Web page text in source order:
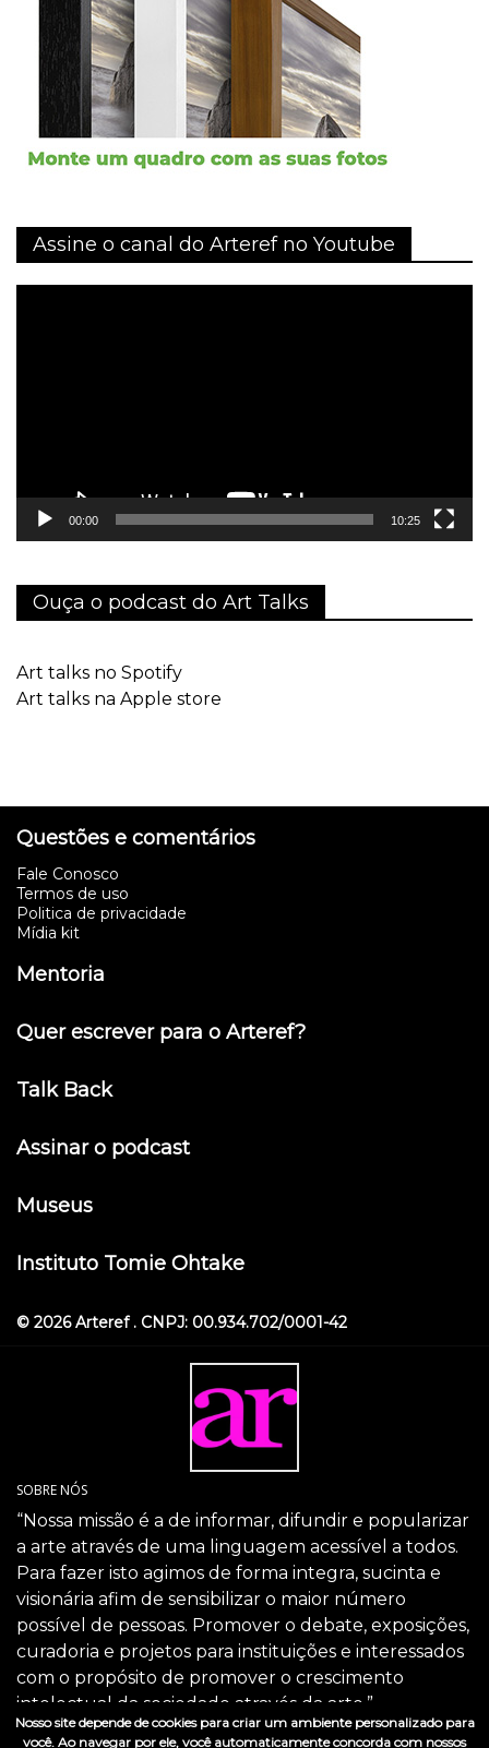
Assine o canal do Arteref no Youtube
00:00 10:25
Ouça o podcast do Art Talks
Art talks no Spotify
Art talks na Apple store
Questões e comentários
Fale Conosco
Termos de uso
Politica de privacidade
Mídia kit
Mentoria
Quer escrever para o Arteref?
Talk Back
Assinar o podcast
Museus
Instituto Tomie Ohtake
© 2026 Arteref . CNPJ: 00.934.702/0001-42
SOBRE NÓS
“Nossa missão é a de informar, difundir e popularizar
a arte através de uma linguagem acessível a todos.
Para fazer isto agimos de forma integra, sucinta e
visionária afim de sensibilizar o maior número
possível de pessoas. Promover o debate, exposições,
curadoria e projetos para instituições e interessados
com o propósito de promover o crescimento
intelectual da sociedade através da arte.”
SIGA-NOS
Nosso site depende de cookies para criar um ambiente personalizado para
você. Ao navegar por ele, você automaticamente concorda com nossos